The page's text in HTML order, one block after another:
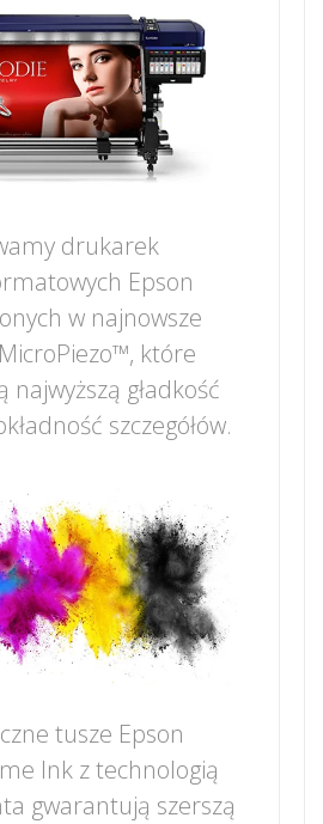
drukarek
Epson
w najnowsze
które
najwyższą gładkość
szczegółów.
tusze Epson
Ink z technologią
gwarantują szerszą